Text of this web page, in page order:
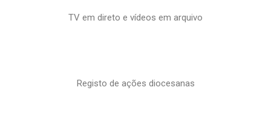
TV em direto e vídeos em arquivo
Registo de ações diocesanas